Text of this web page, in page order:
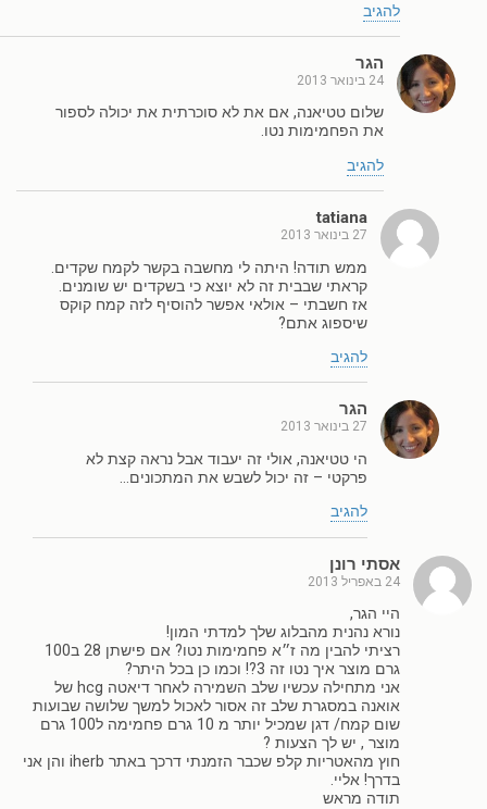
להגיב
הגר
24 בינואר 2013
שלום טטיאנה, אם את לא סוכרתית את יכולה לספור
את הפחמימות נטו.
להגיב
tatiana
27 בינואר 2013
ממש תודה! היתה לי מחשבה בקשר לקמח שקדים.
קראתי שבבית זה לא יוצא כי בשקדים יש שומנים.
אז חשבתי – אולאי אפשר להוסיף לזה קמח קוקס
שיספוג אתם?
להגיב
הגר
27 בינואר 2013
הי טטיאנה, אולי זה יעבוד אבל נראה קצת לא
פרקטי – זה יכול לשבש את המתכונים…
להגיב
אסתי רונן
24 באפריל 2013
היי הגר,
נורא נהנית מהבלוג שלך למדתי המון!
רציתי להבין מה ז״א פחמימות נטו? אם פישתן 28 ב100
גרם מוצר איך נטו זה 3?! וכמו כן בכל היתר?
אני מתחילה עכשיו שלב השמירה לאחר דיאטה hcg של
אואנה במסגרת שלב זה אסור לאכול למשך שלושה שבועות
שום קמח/ דגן שמכיל יותר מ 10 גרם פחמימה ל100 גרם
מוצר , יש לך הצעות ?
חוץ מהאטריות קלפ שכבר הזמנתי דרכך באתר iherb והן אני
בדרך! אליי.
תודה מראש